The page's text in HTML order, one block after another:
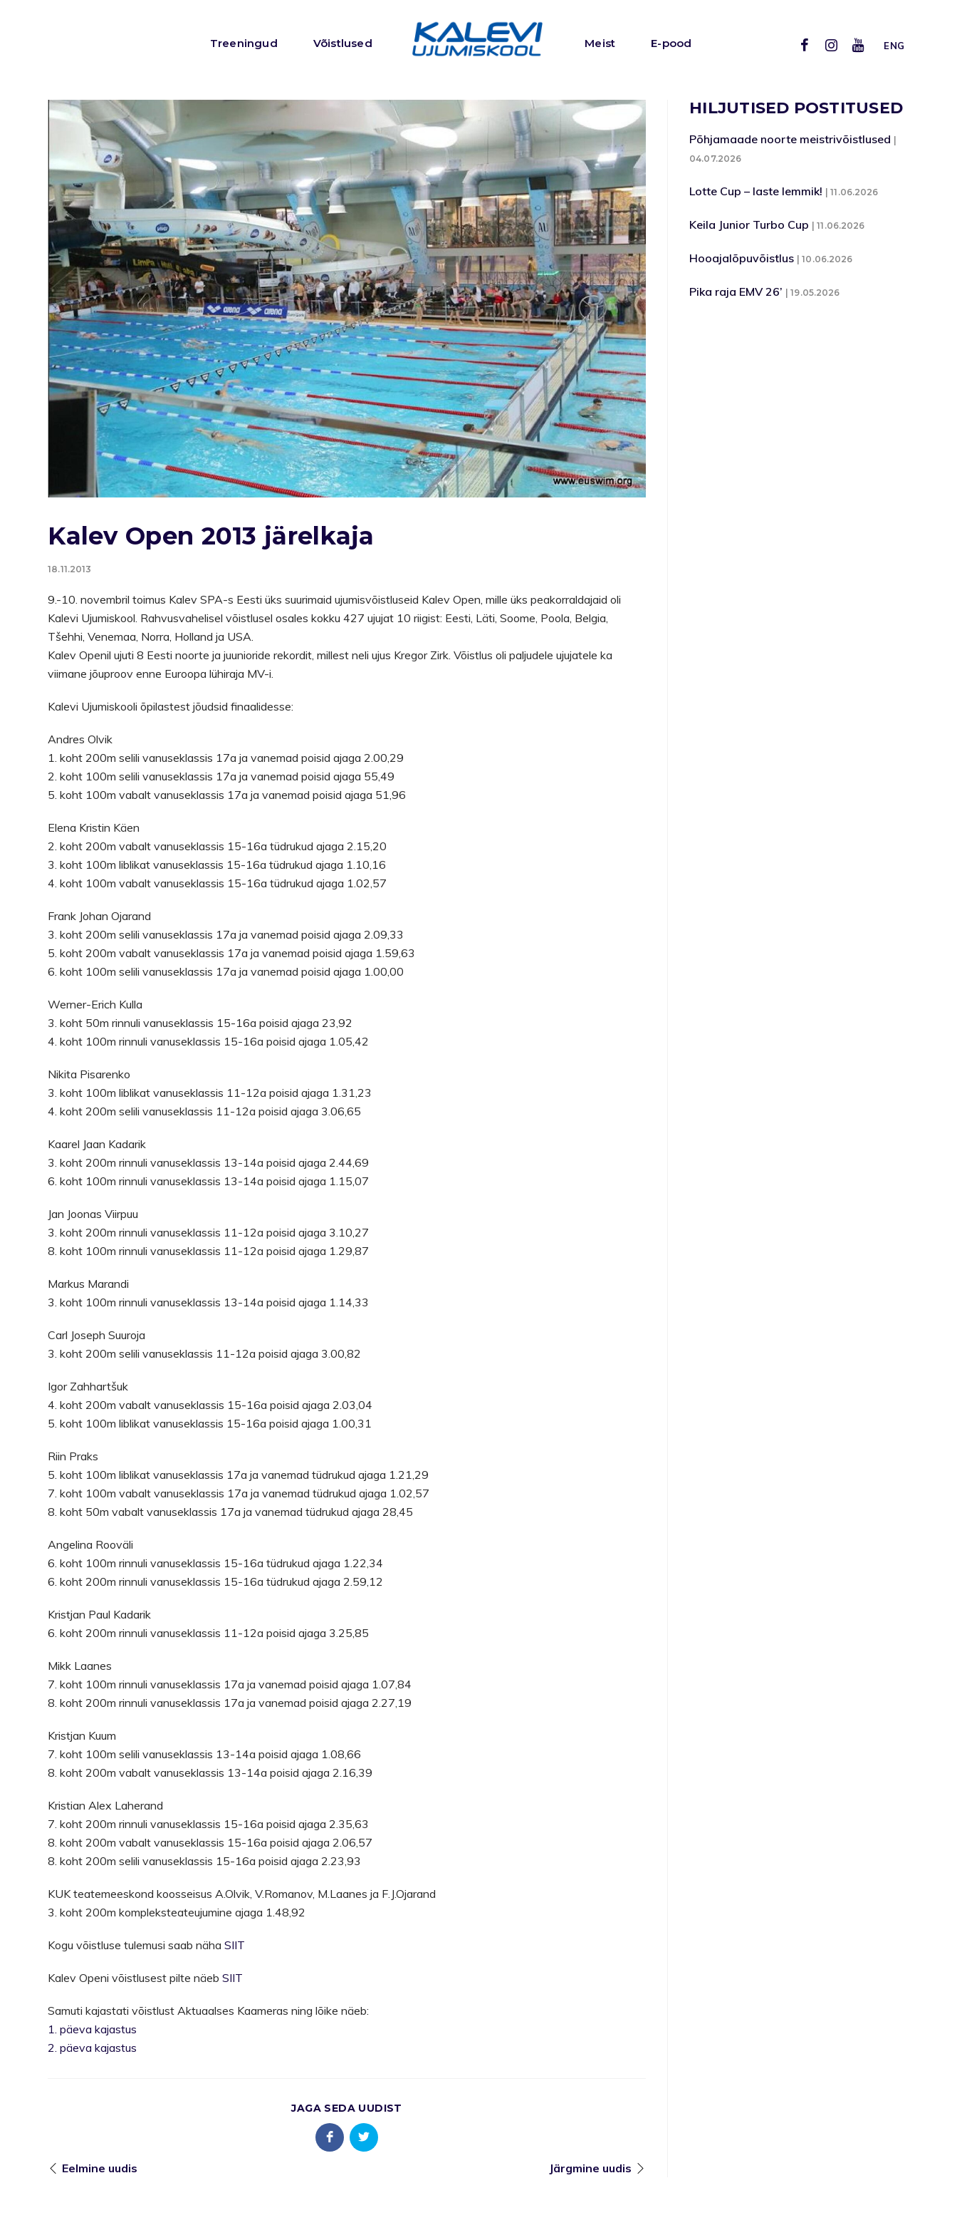
ENG
Treeningud Võistlused Meist E-pood
Kalev Open 2013 järelkaja
18.11.2013
9.-10. novembril toimus Kalev SPA-s Eesti üks suurimaid ujumisvõistluseid Kalev Open, mille üks peakorraldajaid oli
Kalevi Ujumiskool. Rahvusvahelisel võistlusel osales kokku 427 ujujat 10 riigist: Eesti, Läti, Soome, Poola, Belgia,
Tšehhi, Venemaa, Norra, Holland ja USA.
Kalev Openil ujuti 8 Eesti noorte ja juunioride rekordit, millest neli ujus Kregor Zirk. Võistlus oli paljudele ujujatele ka
viimane jõuproov enne Euroopa lühiraja MV-i.
Kalevi Ujumiskooli õpilastest jõudsid finaalidesse:
Andres Olvik
1. koht 200m selili vanuseklassis 17a ja vanemad poisid ajaga 2.00,29
2. koht 100m selili vanuseklassis 17a ja vanemad poisid ajaga 55,49
5. koht 100m vabalt vanuseklassis 17a ja vanemad poisid ajaga 51,96
Elena Kristin Käen
2. koht 200m vabalt vanuseklassis 15-16a tüdrukud ajaga 2.15,20
3. koht 100m liblikat vanuseklassis 15-16a tüdrukud ajaga 1.10,16
4. koht 100m vabalt vanuseklassis 15-16a tüdrukud ajaga 1.02,57
Frank Johan Ojarand
3. koht 200m selili vanuseklassis 17a ja vanemad poisid ajaga 2.09,33
5. koht 200m vabalt vanuseklassis 17a ja vanemad poisid ajaga 1.59,63
6. koht 100m selili vanuseklassis 17a ja vanemad poisid ajaga 1.00,00
Werner-Erich Kulla
3. koht 50m rinnuli vanuseklassis 15-16a poisid ajaga 23,92
4. koht 100m rinnuli vanuseklassis 15-16a poisid ajaga 1.05,42
Nikita Pisarenko
3. koht 100m liblikat vanuseklassis 11-12a poisid ajaga 1.31,23
4. koht 200m selili vanuseklassis 11-12a poisid ajaga 3.06,65
Kaarel Jaan Kadarik
3. koht 200m rinnuli vanuseklassis 13-14a poisid ajaga 2.44,69
6. koht 100m rinnuli vanuseklassis 13-14a poisid ajaga 1.15,07
Jan Joonas Viirpuu
3. koht 200m rinnuli vanuseklassis 11-12a poisid ajaga 3.10,27
8. koht 100m rinnuli vanuseklassis 11-12a poisid ajaga 1.29,87
Markus Marandi
3. koht 100m rinnuli vanuseklassis 13-14a poisid ajaga 1.14,33
Carl Joseph Suuroja
3. koht 200m selili vanuseklassis 11-12a poisid ajaga 3.00,82
Igor Zahhartšuk
4. koht 200m vabalt vanuseklassis 15-16a poisid ajaga 2.03,04
5. koht 100m liblikat vanuseklassis 15-16a poisid ajaga 1.00,31
Riin Praks
5. koht 100m liblikat vanuseklassis 17a ja vanemad tüdrukud ajaga 1.21,29
7. koht 100m vabalt vanuseklassis 17a ja vanemad tüdrukud ajaga 1.02,57
8. koht 50m vabalt vanuseklassis 17a ja vanemad tüdrukud ajaga 28,45
Angelina Rooväli
6. koht 100m rinnuli vanuseklassis 15-16a tüdrukud ajaga 1.22,34
6. koht 200m rinnuli vanuseklassis 15-16a tüdrukud ajaga 2.59,12
Kristjan Paul Kadarik
6. koht 200m rinnuli vanuseklassis 11-12a poisid ajaga 3.25,85
Mikk Laanes
7. koht 100m rinnuli vanuseklassis 17a ja vanemad poisid ajaga 1.07,84
8. koht 200m rinnuli vanuseklassis 17a ja vanemad poisid ajaga 2.27,19
Kristjan Kuum
7. koht 100m selili vanuseklassis 13-14a poisid ajaga 1.08,66
8. koht 200m vabalt vanuseklassis 13-14a poisid ajaga 2.16,39
Kristian Alex Laherand
7. koht 200m rinnuli vanuseklassis 15-16a poisid ajaga 2.35,63
8. koht 200m vabalt vanuseklassis 15-16a poisid ajaga 2.06,57
8. koht 200m selili vanuseklassis 15-16a poisid ajaga 2.23,93
KUK teatemeeskond koosseisus A.Olvik, V.Romanov, M.Laanes ja F.J.Ojarand
3. koht 200m kompleksteateujumine ajaga 1.48,92
Kogu võistluse tulemusi saab nähaSIIT
Kalev Openi võistlusest pilte näebSIIT
Samuti kajastati võistlust Aktuaalses Kaameras ning lõike näeb:
1. päeva kajastus
2. päeva kajastus
JAGA SEDA UUDIST
Eelmine uudis Järgmine uudis
HILJUTISED POSTITUSED
Põhjamaade noorte meistrivõistlused
04.07.2026
Lotte Cup – laste lemmik! 11.06.2026
Keila Junior Turbo Cup 11.06.2026
Hooajalõpuvõistlus 10.06.2026
Pika raja EMV 26’ 19.05.2026